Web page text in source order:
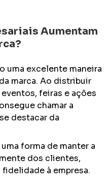
Aumentam
uma excelente maneira
marca. Ao distribuir
feiras e ações
chamar a
destacar da
forma de manter a
dos clientes,
à empresa.